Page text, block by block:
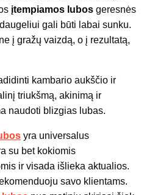
įtempiamos lubos geresnės
gali būti labai sunku.
į gražų vaizdą, o į rezultatą,
kambario aukščio ir
triukšmą, akinimą ir
naudoti blizgias lubas.
yra universalus
su bet kokiomis
ir visada išlieka aktualios.
savo klientams.